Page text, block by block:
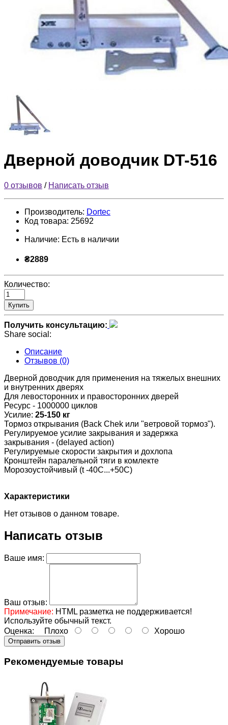
Дверной доводчик DT-516
0 отзывов / Написать отзыв
Производитель: Dortec
Код товара: 25692
Наличие: Есть в наличии
₴2889
Количество:
Купить
Получить консультацию:
Share social:
Описание
Отзывов (0)
Дверной доводчик для применения на тяжелых внешних
и внутренних дверях
Для левосторонних и правосторонних дверей
Ресурс - 1000000 циклов
Усилие: 25-150 кг
Тормоз открывания (Вack Сhek или "ветровой тормоз").
Регулируемое усилие закрывания и задержка
закрывания - (delayed action)
Регулируемые скорости закрытия и дохлопа
Кронштейн паралельной тяги в комлекте
Морозоустойчивый (t -40C...+50C)
Характеристики
Нет отзывов о данном товаре.
Написать отзыв
Ваше имя:
Ваш отзыв:
Примечание: HTML разметка не поддерживается!
Используйте обычный текст.
Оценка: Плохо Хорошо
Отправить отзыв
Рекомендуемые товары